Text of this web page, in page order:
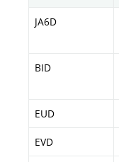
JA6D
BID
EUD
EVD